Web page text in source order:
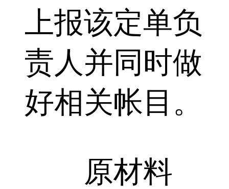
上报该定单负
责人并同时做
好相关帐目。
原材料